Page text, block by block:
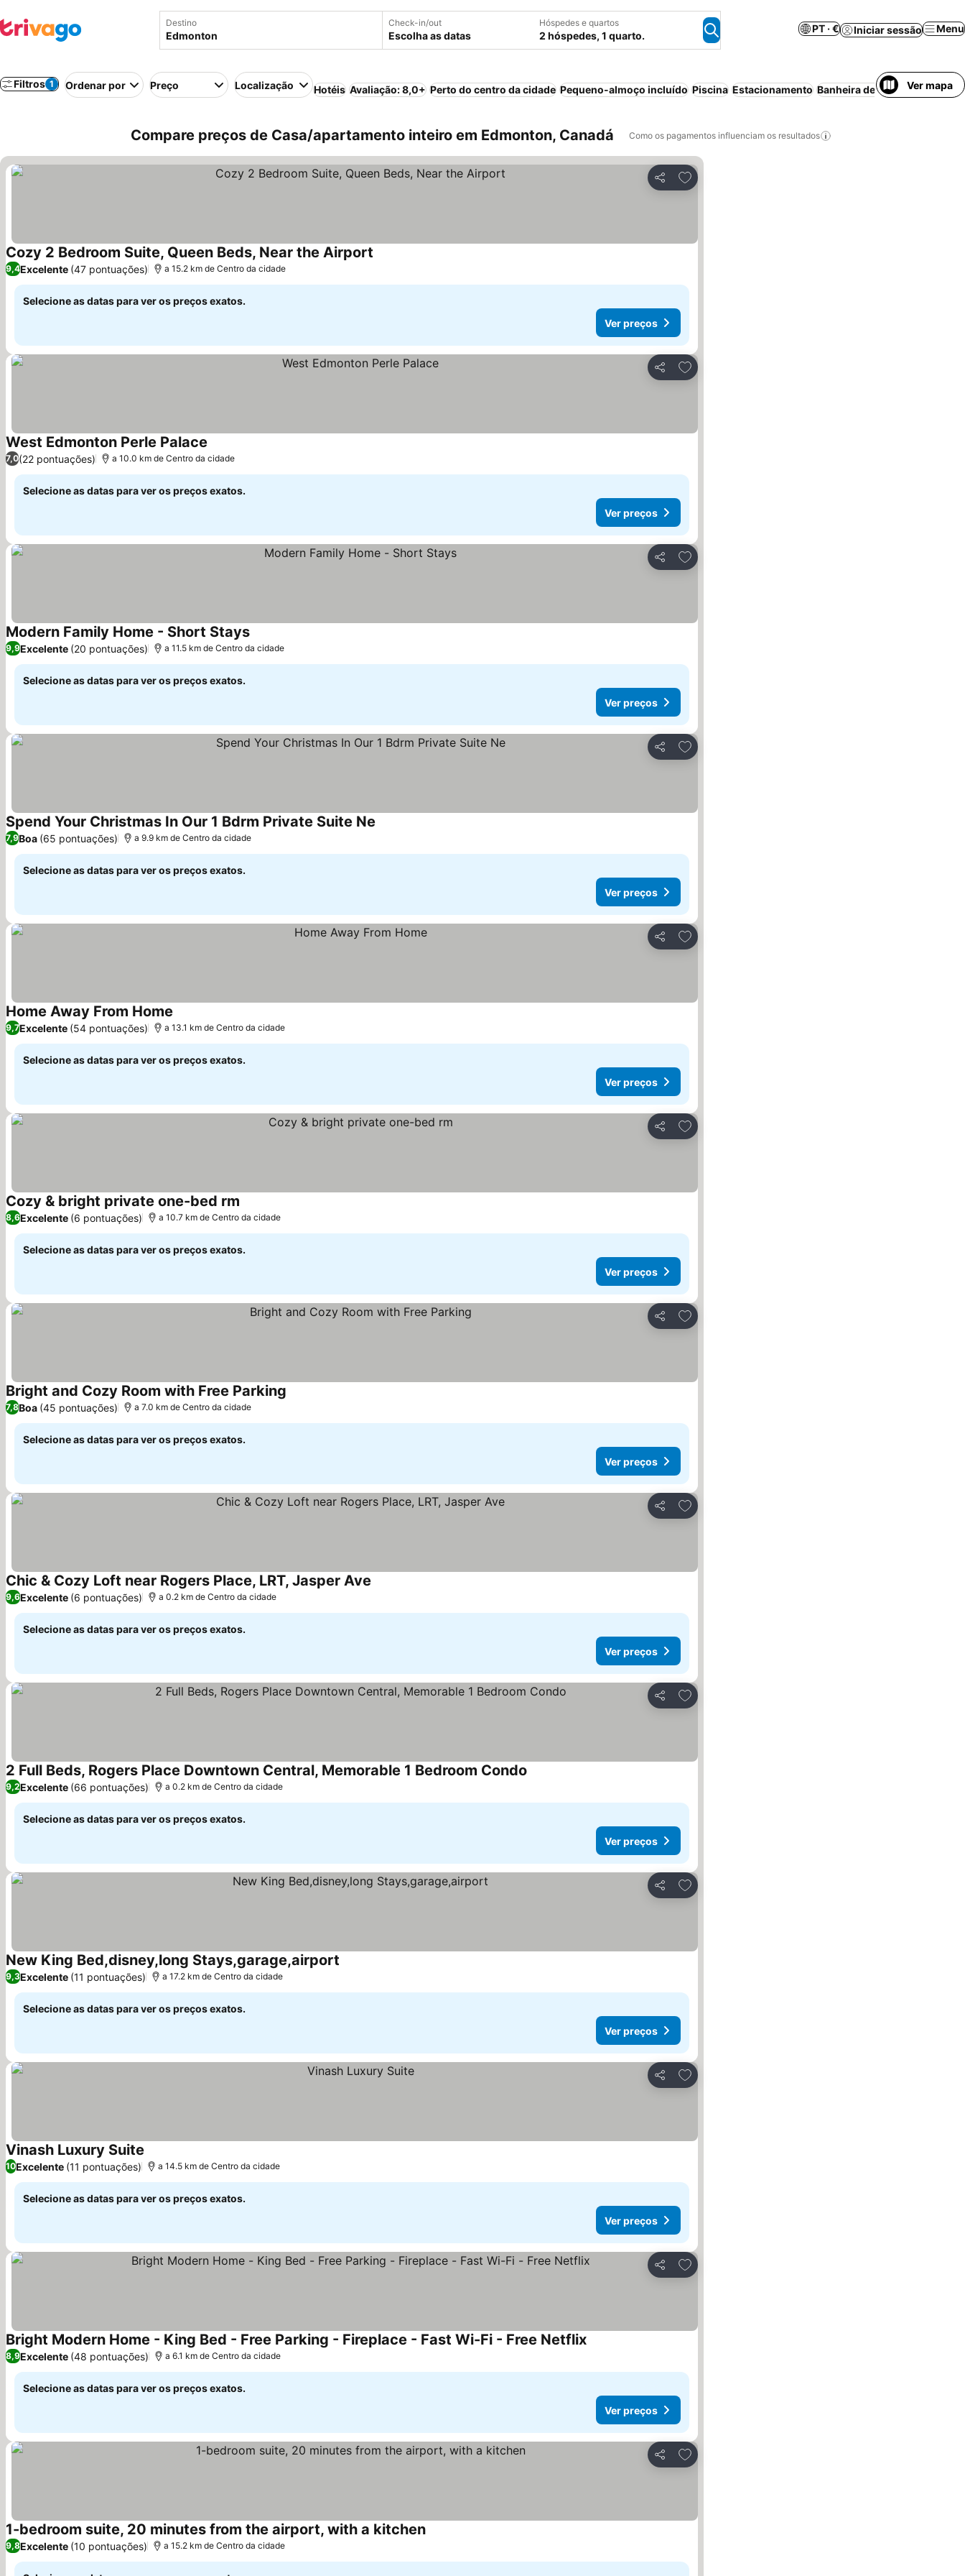
Destino Check-in/out
Escolha as datas
Hóspedes e quartos
2 hóspedes, 1 quarto.
PT · € Iniciar sessão Menu
Filtros 1 Ordenar por Preço Localização Hotéis Avaliação: 8,0+ Perto do centro da cidade Pequeno-almoço incluído Piscina Estacionamento Banheira de hidromassagem
Ver mapa
Compare preços de Casa/apartamento inteiro em Edmonton, Canadá Como os pagamentos influenciam os resultados
Partilhar
Adicionar aos favoritos
Cozy 2 Bedroom Suite, Queen Beds, Near the Airport
9,4Excelente (47 pontuações) a 15.2 km de Centro da cidade
Selecione as datas para ver os preços exatos.
Ver preços
Partilhar
Adicionar aos favoritos
West Edmonton Perle Palace
7,0(22 pontuações) a 10.0 km de Centro da cidade
Selecione as datas para ver os preços exatos.
Ver preços
Partilhar
Adicionar aos favoritos
Modern Family Home - Short Stays
9,9Excelente (20 pontuações) a 11.5 km de Centro da cidade
Selecione as datas para ver os preços exatos.
Ver preços
Partilhar
Adicionar aos favoritos
Spend Your Christmas In Our 1 Bdrm Private Suite Ne
7,9Boa (65 pontuações) a 9.9 km de Centro da cidade
Selecione as datas para ver os preços exatos.
Ver preços
Partilhar
Adicionar aos favoritos
Home Away From Home
9,7Excelente (54 pontuações) a 13.1 km de Centro da cidade
Selecione as datas para ver os preços exatos.
Ver preços
Partilhar
Adicionar aos favoritos
Cozy & bright private one-bed rm
8,6Excelente (6 pontuações) a 10.7 km de Centro da cidade
Selecione as datas para ver os preços exatos.
Ver preços
Partilhar
Adicionar aos favoritos
Bright and Cozy Room with Free Parking
7,8Boa (45 pontuações) a 7.0 km de Centro da cidade
Selecione as datas para ver os preços exatos.
Ver preços
Partilhar
Adicionar aos favoritos
Chic & Cozy Loft near Rogers Place, LRT, Jasper Ave
9,6Excelente (6 pontuações) a 0.2 km de Centro da cidade
Selecione as datas para ver os preços exatos.
Ver preços
Partilhar
Adicionar aos favoritos
2 Full Beds, Rogers Place Downtown Central, Memorable 1 Bedroom Condo
9,2Excelente (66 pontuações) a 0.2 km de Centro da cidade
Selecione as datas para ver os preços exatos.
Ver preços
Partilhar
Adicionar aos favoritos
New King Bed,disney,long Stays,garage,airport
9,3Excelente (11 pontuações) a 17.2 km de Centro da cidade
Selecione as datas para ver os preços exatos.
Ver preços
Partilhar
Adicionar aos favoritos
Vinash Luxury Suite
10Excelente (11 pontuações) a 14.5 km de Centro da cidade
Selecione as datas para ver os preços exatos.
Ver preços
Partilhar
Adicionar aos favoritos
Bright Modern Home - King Bed - Free Parking - Fireplace - Fast Wi-Fi - Free Netflix
8,9Excelente (48 pontuações) a 6.1 km de Centro da cidade
Selecione as datas para ver os preços exatos.
Ver preços
Partilhar
Adicionar aos favoritos
1-bedroom suite, 20 minutes from the airport, with a kitchen
9,8Excelente (10 pontuações) a 15.2 km de Centro da cidade